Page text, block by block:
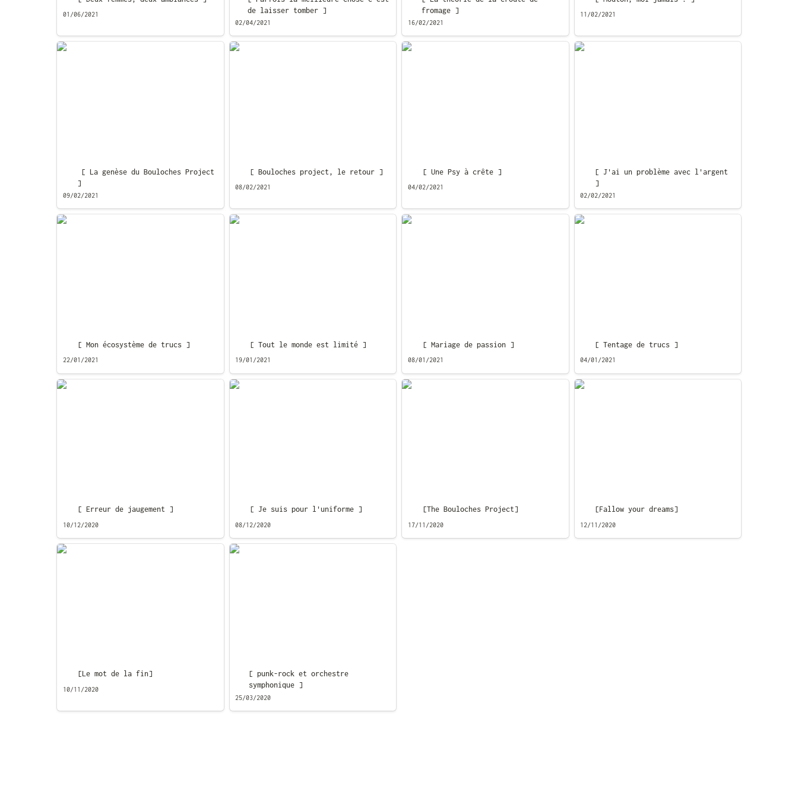
01/06/2021
de laisser tomber ]
02/04/2021
fromage ]
16/02/2021
11/02/2021
[ La genèse du Bouloches Project ]
]
09/02/2021
[ Bouloches project, le retour ]
[ Bouloches project, le retour ]
08/02/2021
[ Une Psy à crête ]
[ Une Psy à crête ]
04/02/2021
[ J'ai un problème avec l'argent ]
[ J'ai un problème avec l'argent
]
02/02/2021
[ Mon écosystème de trucs ]
[ Mon écosystème de trucs ]
22/01/2021
[ Tout le monde est limité ]
[ Tout le monde est limité ]
19/01/2021
[ Mariage de passion ]
[ Mariage de passion ]
08/01/2021
[ Tentage de trucs ]
[ Tentage de trucs ]
04/01/2021
[ Erreur de jaugement ]
[ Erreur de jaugement ]
10/12/2020
[ Je suis pour l'uniforme ]
[ Je suis pour l'uniforme ]
08/12/2020
[The Bouloches Project]
[The Bouloches Project]
17/11/2020
[Fallow your dreams]
[Fallow your dreams]
12/11/2020
[Le mot de la fin]
[Le mot de la fin]
10/11/2020
[ punk-rock et orchestre
[ punk-rock et orchestre
symphonique ]
25/03/2020